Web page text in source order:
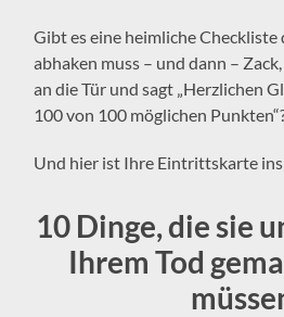
Gibt es eine heimliche Checkliste
abhaken muss – und dann –
an die Tür und sagt „Herzlichen
100 von 100 möglichen
Und hier ist Ihre Eintrittskarte ins
10 Dinge, die sie
Ihrem Tod